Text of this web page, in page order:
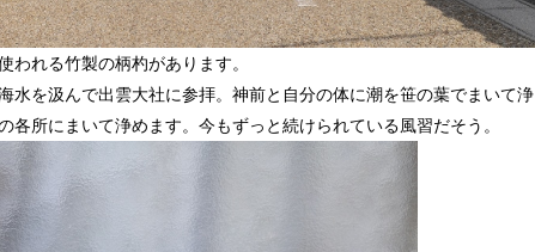
われる竹製の柄杓があります。
水を汲んで出雲大社に参拝。神前と自分の体に潮を笹の葉でまいて浄
各所にまいて浄めます。今もずっと続けられている風習だそう。